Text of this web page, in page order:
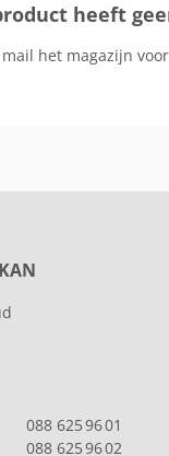
heeft
mail het magazijn
088 625 96 01
088 625 96 02